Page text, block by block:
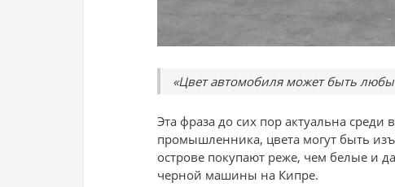
«Цвет автомобиля может быть
Эта фраза до сих пор актуальна
промышленника, цвета могут быть
острове покупают реже, чем белые и
черной машины на Кипре.